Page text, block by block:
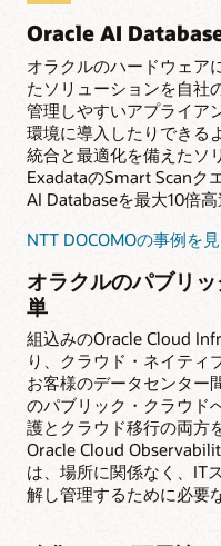
Oracle AI
オラクルのハードウェア
たソリューションを自社
管理しやすいアプライア
環境に導入したりできる
統合と最適化を備えたソ
ExadataのSmart Scanク
AI Databaseを最大10倍高
NTT DOCOMOの事例を
オラクルのパブリ
単
組込みのOracle Cloud
り、クラウド・ネイティ
お客様のデータセンター
のパブリック・クラウド
護とクラウド移行の両方
Oracle Cloud
は、場所に関係なく、IT
解し管理するために必要